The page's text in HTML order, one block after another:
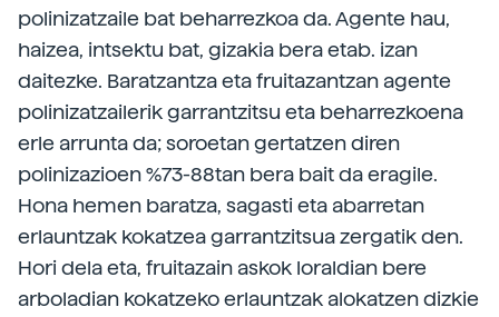
polinizatzaile bat beharrezkoa da. Agente hau,
haizea, intsektu bat, gizakia bera etab. izan
daitezke. Baratzantza eta fruitazantzan agente
polinizatzailerik garrantzitsu eta beharrezkoena
erle arrunta da; soroetan gertatzen diren
polinizazioen %73-88tan bera bait da eragile.
Hona hemen baratza, sagasti eta abarretan
erlauntzak kokatzea garrantzitsua zergatik den.
Hori dela eta, fruitazain askok loraldian bere
arboladian kokatzeko erlauntzak alokatzen dizkie